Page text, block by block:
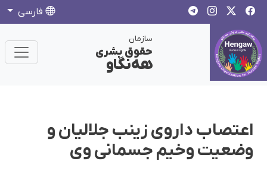
فارسی
سازمان
حقوق بشری
هەنگاو
اعتصاب داروی زینب جلالیان و
وضعیت وخیم جسمانی وی